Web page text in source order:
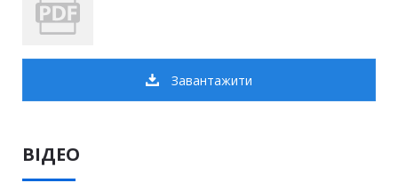
Завантажити
ВІДЕО